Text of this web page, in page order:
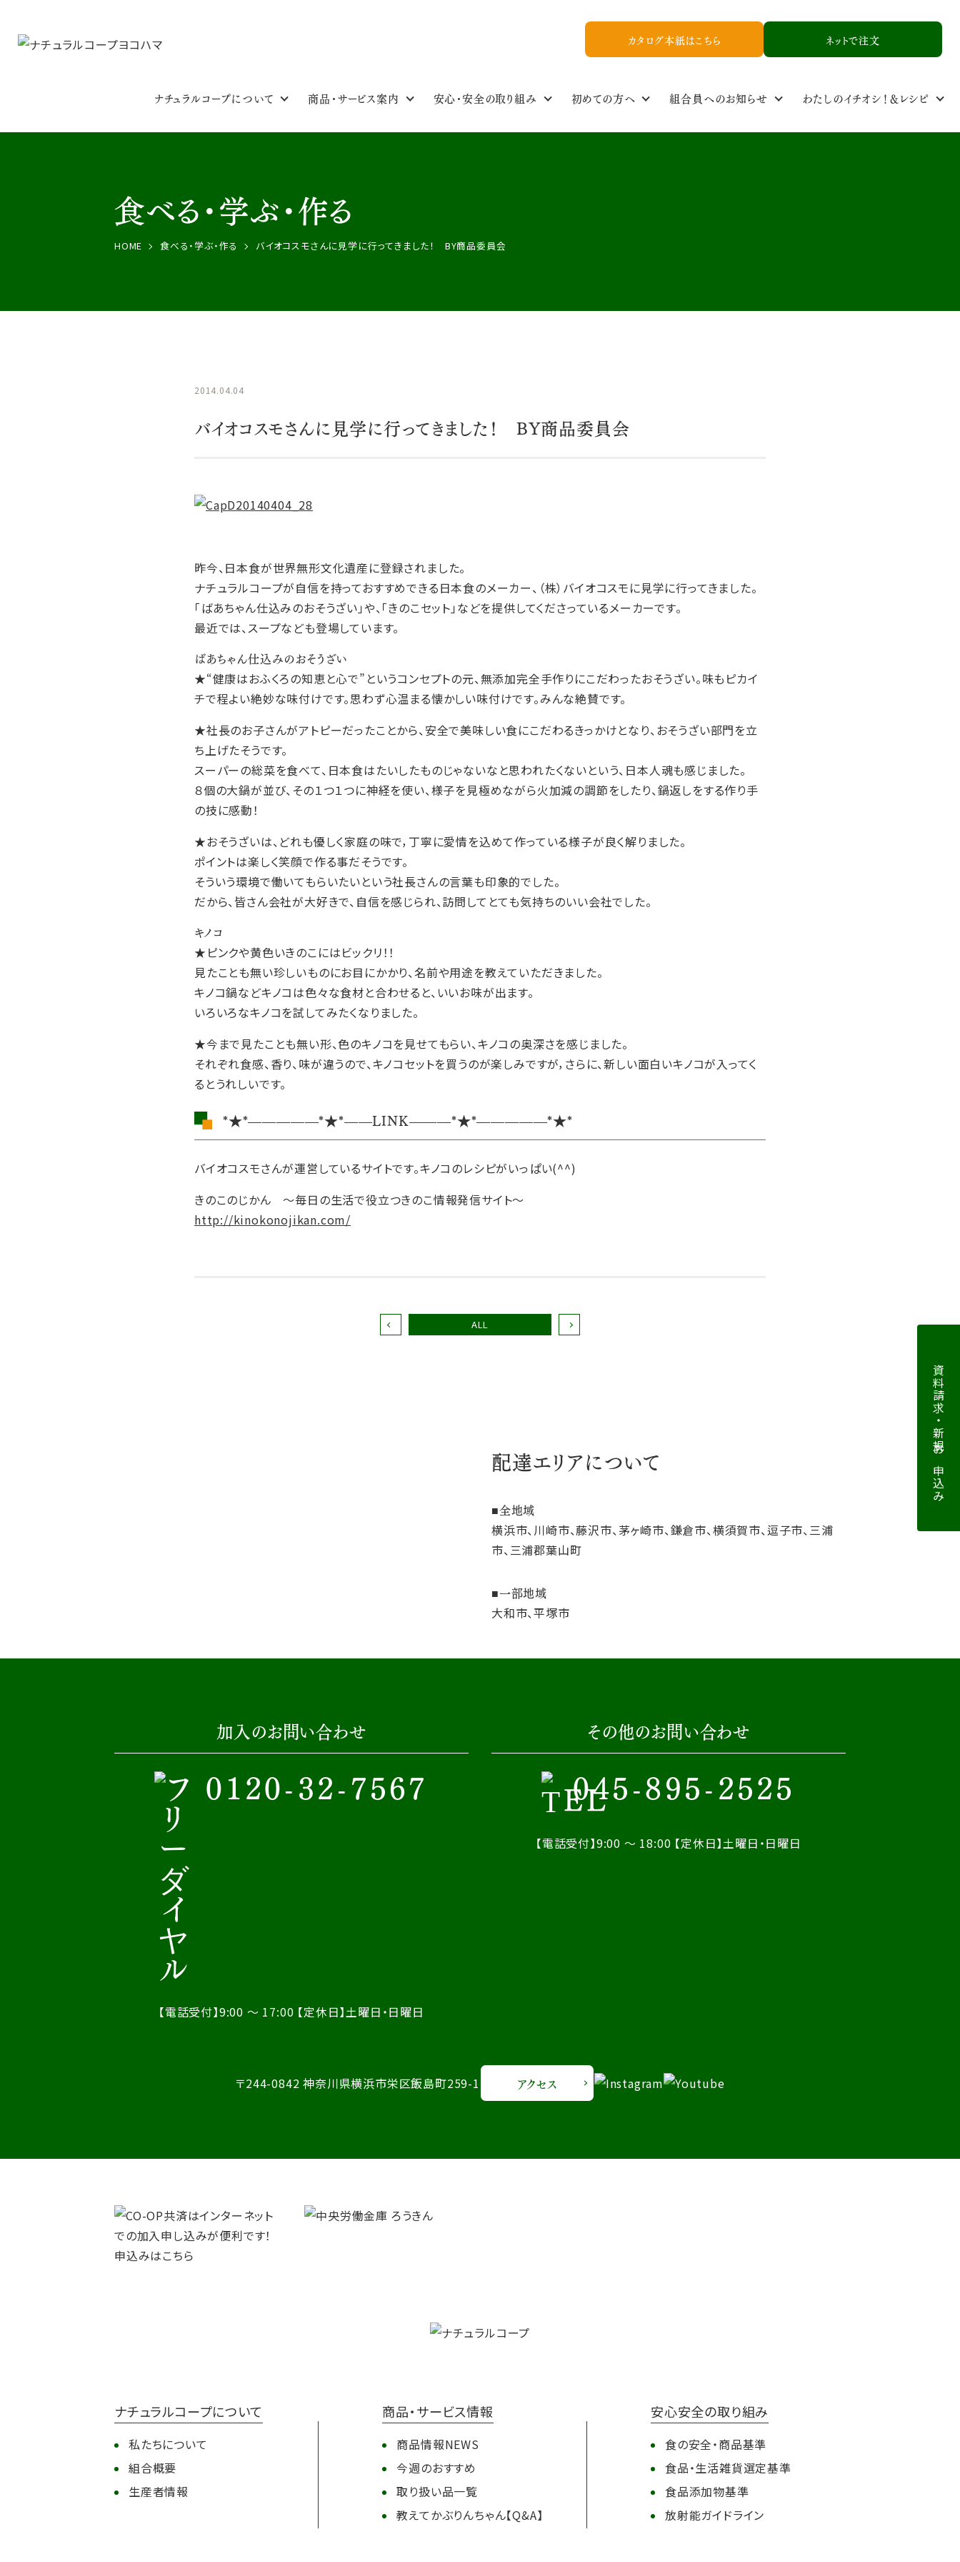
カタログ本紙はこちら ネットで注文
ナチュラルコープについて 商品・サービス案内
教えてかぶりんちゃん【Q&A】
安心・安全の取り組み 初めての方へ 組合員へのお知らせ わたしのイチオシ！＆レシピ
食べる・学ぶ・作る
HOME 食べる・学ぶ・作る バイオコスモさんに見学に行ってきました！ BY商品委員会
2014.04.04
バイオコスモさんに見学に行ってきました！ BY商品委員会
昨今、日本食が世界無形文化遺産に登録されました。
ナチュラルコープが自信を持っておすすめできる日本食のメーカー、（株）バイオコスモに見学に行ってきました。
「ばあちゃん仕込みのおそうざい」や、「きのこセット」などを提供してくださっているメーカーです。
最近では、スープなども登場しています。
ばあちゃん仕込みのおそうざい
★“健康はおふくろの知恵と心で”というコンセプトの元、無添加完全手作りにこだわったおそうざい。味もピカイ
チで程よい絶妙な味付けです。思わず心温まる懐かしい味付けです。みんな絶賛です。
★社長のお子さんがアトピーだったことから、安全で美味しい食にこだわるきっかけとなり、おそうざい部門を立
ち上げたそうです。
スーパーの総菜を食べて、日本食はたいしたものじゃないなと思われたくないという、日本人魂も感じました。
８個の大鍋が並び、その１つ１つに神経を使い、様子を見極めながら火加減の調節をしたり、鍋返しをする作り手
の技に感動！
★おそうざいは、どれも優しく家庭の味で，丁寧に愛情を込めて作っている様子が良く解りました。
ポイントは楽しく笑顔で作る事だそうです。
そういう環境で働いてもらいたいという社長さんの言葉も印象的でした。
だから、皆さん会社が大好きで、自信を感じられ、訪問してとても気持ちのいい会社でした。
キノコ
★ピンクや黄色いきのこにはビックリ！！
見たことも無い珍しいものにお目にかかり、名前や用途を教えていただきました。
キノコ鍋などキノコは色々な食材と合わせると、いいお味が出ます。
いろいろなキノコを試してみたくなりました。
★今まで見たことも無い形、色のキノコを見せてもらい、キノコの奥深さを感じました。
それぞれ食感、香り、味が違うので、キノコセットを買うのが楽しみですが，さらに、新しい面白いキノコが入ってく
るとうれしいです。
*★*—————*★*——LINK———*★*—————*★*
バイオコスモさんが運営しているサイトです。キノコのレシピがいっぱい(^^)
きのこのじかん ～毎日の生活で役立つきのこ情報発信サイト～
http://kinokonojikan.com/
ALL
配達エリアについて
全地域
横浜市、川崎市、藤沢市、茅ヶ崎市、鎌倉市、横須賀市、逗子市、三浦
市、三浦郡葉山町
一部地域
大和市、平塚市
加入のお問い合わせ
0120-32-7567
【電話受付】9:00 ～ 17:00 【定休日】土曜日・日曜日
その他のお問い合わせ
045-895-2525
【電話受付】9:00 ～ 18:00 【定休日】土曜日・日曜日
〒244-0842 神奈川県横浜市栄区飯島町259-1 アクセス
ナチュラルコープについて
私たちについて
組合概要
生産者情報
商品・サービス情報
商品情報NEWS
今週のおすすめ
取り扱い品一覧
教えてかぶりんちゃん【Q&A】
安心安全の取り組み
食の安全・商品基準
食品・生活雑貨選定基準
食品添加物基準
放射能ガイドライン
資料請求・新規お申込み